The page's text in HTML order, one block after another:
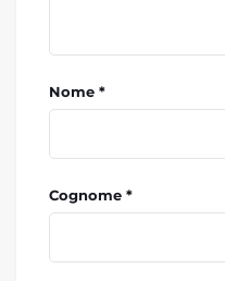
Nome *
Cognome *